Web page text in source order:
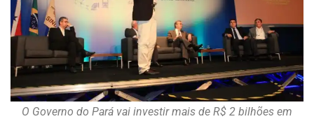
O Governo do Pará vai investir mais de R$ 2 bilhões em